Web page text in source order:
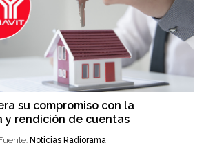
su compromiso con la
y rendición de cuentas
Noticias Radiorama